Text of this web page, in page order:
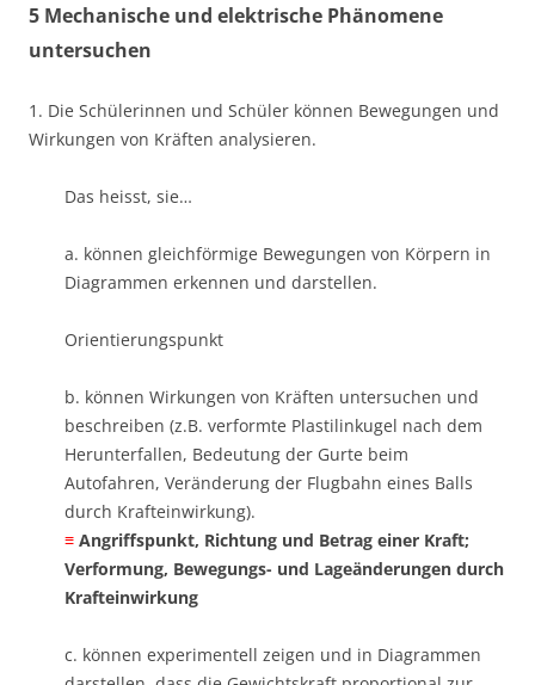
5 Mechanische und elektrische Phänomene
untersuchen
1. Die Schülerinnen und Schüler können Bewegungen und
Wirkungen von Kräften analysieren.
Das heisst, sie…
a. können gleichförmige Bewegungen von Körpern in
Diagrammen erkennen und darstellen.
Orientierungspunkt
b. können Wirkungen von Kräften untersuchen und
beschreiben (z.B. verformte Plastilinkugel nach dem
Herunterfallen, Bedeutung der Gurte beim
Autofahren, Veränderung der Flugbahn eines Balls
durch Krafteinwirkung).
≡ Angriffspunkt, Richtung und Betrag einer Kraft;
Verformung, Bewegungs- und Lageänderungen durch
Krafteinwirkung
c. können experimentell zeigen und in Diagrammen